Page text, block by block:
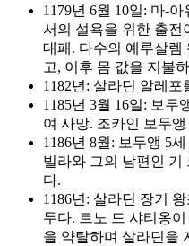
1179년 6월 10일: 마-
서의 설욕을 위한 출전
대패. 다수의 예루살렘
고, 이후 몸 값을 지불
1182년: 살라딘 알레포
1185년 3월 16일: 보두
여 사망. 조카인 보두
1186년 8월: 보두앵 5
빌라와 그의 남편인 기
다.
1186년: 살라딘 장기
두다. 르노 드 샤티옹
을 약탈하며 살라딘을